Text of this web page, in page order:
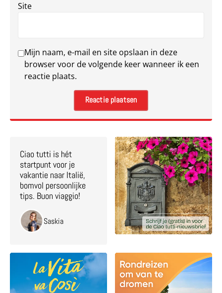
Site
Mijn naam, e-mail en site opslaan in deze
browser voor de volgende keer wanneer ik een
reactie plaats.
Ciao tutti is hét
startpunt voor je
vakantie naar Italië,
bomvol persoonlijke
tips. Buon viaggio!
Saskia